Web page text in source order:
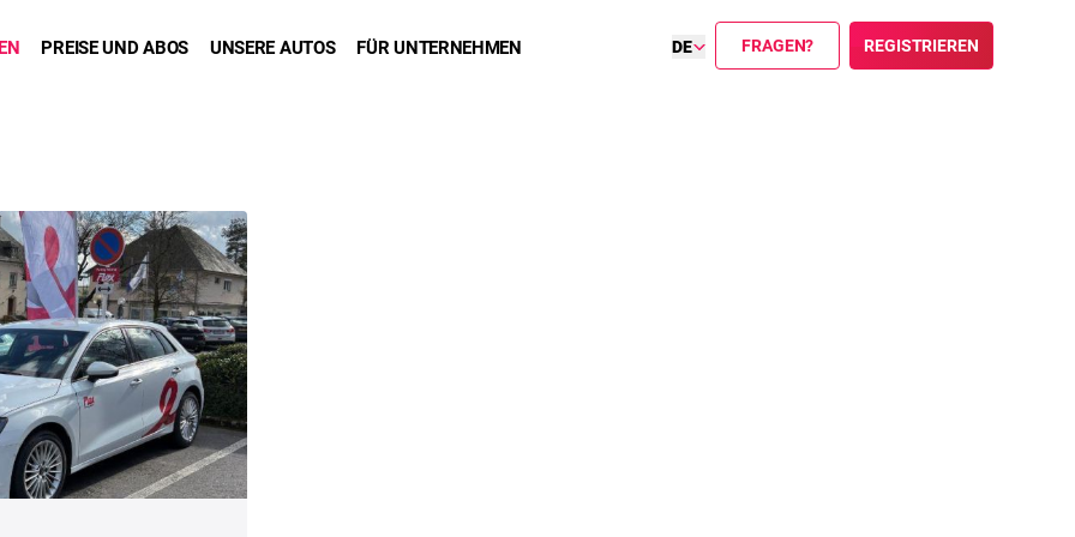
PREISE UND ABOS UNSERE AUTOS FÜR UNTERNEHMEN DE FRAGEN? REGISTRIEREN